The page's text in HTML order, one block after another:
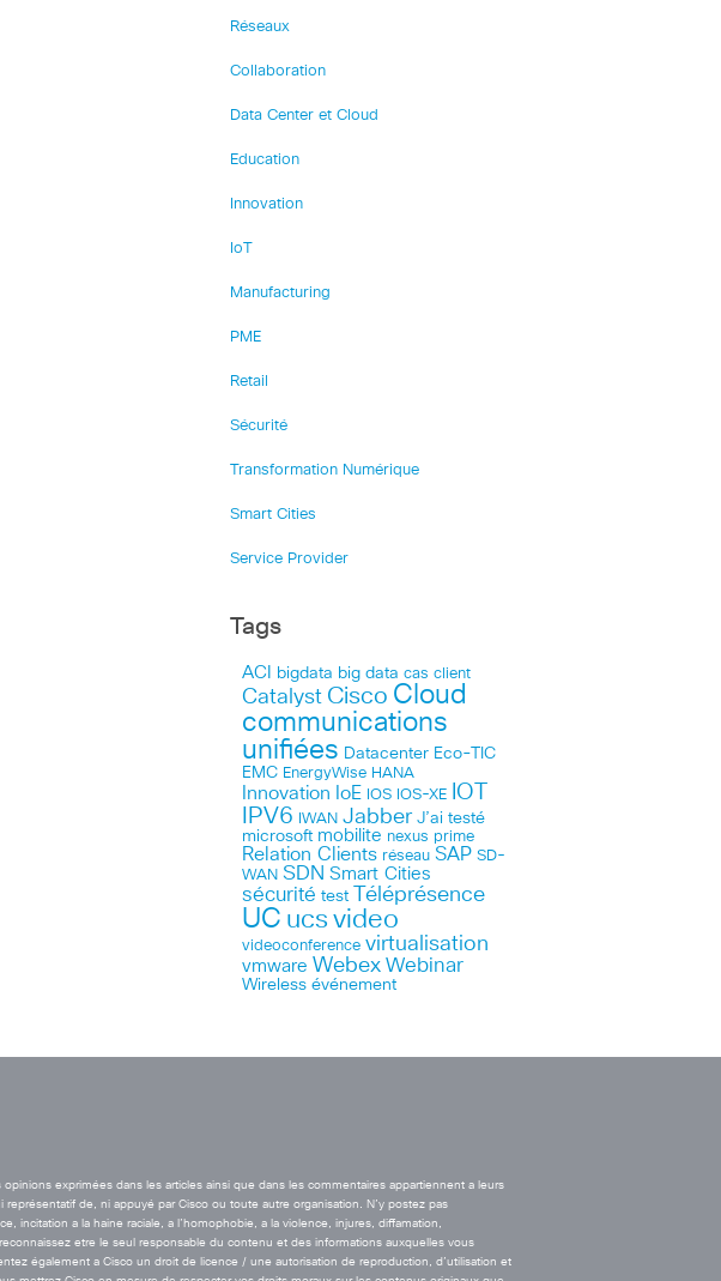
Réseaux
Collaboration
Data Center et Cloud
Education
Innovation
IoT
Manufacturing
PME
Retail
Sécurité
Transformation Numérique
Smart Cities
Service Provider
Tags
ACI bigdata big data cas client
Catalyst Cisco Cloud
communications
unifiées Datacenter Eco-TIC
EMC EnergyWise HANA
Innovation IoE IOS IOS-XE IOT
IPV6 IWAN Jabber J’ai testé
microsoft mobilite nexus prime
Relation Clients réseau SAP SD-
WAN SDN Smart Cities
sécurité test Téléprésence
UC ucs video
videoconference virtualisation
vmware Webex Webinar
Wireless événement
exprimées dans les articles ainsi que dans les commentaires appartiennent a leurs
de, ni appuyé par Cisco ou toute autre organisation. N’y postez pas
incitation a la haine raciale, a l’homophobie, a la violence, injures, diffamation,
etre le seul responsable du contenu et des informations auxquelles vous
également a Cisco un droit de licence / une autorisation de reproduction, d’utilisation et